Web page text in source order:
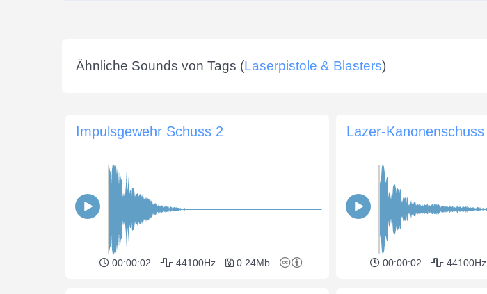
Ähnliche Sounds von Tags (Laserpistole & Blasters)
Impulsgewehr Schuss 2
00:00:02 44100Hz 0.24Mb
Lazer-Kanonenschuss
00:00:02 44100Hz